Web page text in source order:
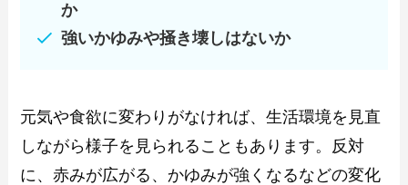
か
強いかゆみや掻き壊しはないか
元気や食欲に変わりがなければ、生活環境を見直
しながら様子を見られることもあります。反対
に、赤みが広がる、かゆみが強くなるなどの変化